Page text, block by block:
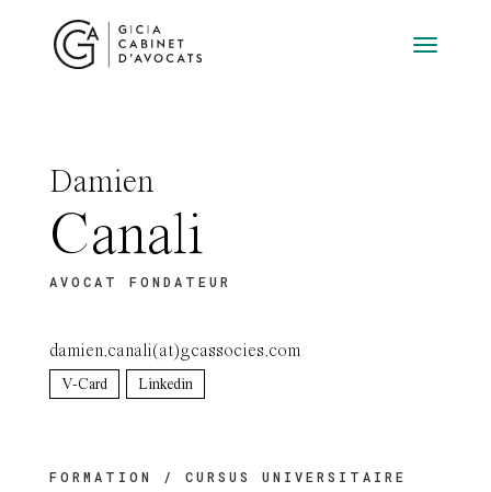
Damien
Canali
AVOCAT FONDATEUR
damien.canali(at)gcassocies.com
V-Card Linkedin
FORMATION / CURSUS UNIVERSITAIRE